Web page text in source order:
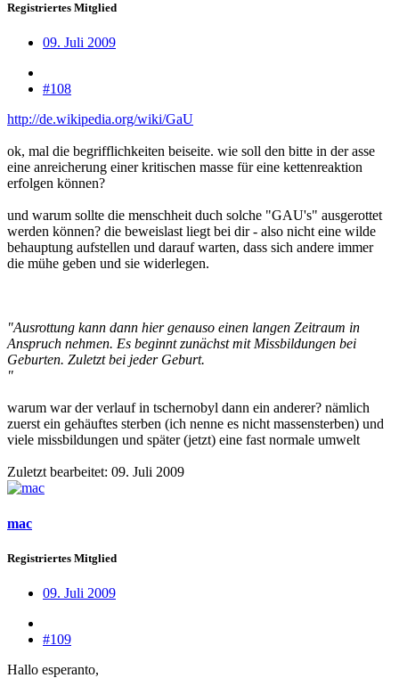
Registriertes Mitglied
09. Juli 2009
#108
http://de.wikipedia.org/wiki/GaU
ok, mal die begrifflichkeiten beiseite. wie soll den bitte in der asse
eine anreicherung einer kritischen masse für eine kettenreaktion
erfolgen können?
und warum sollte die menschheit duch solche "GAU's" ausgerottet
werden können? die beweislast liegt bei dir - also nicht eine wilde
behauptung aufstellen und darauf warten, dass sich andere immer
die mühe geben und sie widerlegen.
"Ausrottung kann dann hier genauso einen langen Zeitraum in
Anspruch nehmen. Es beginnt zunächst mit Missbildungen bei
Geburten. Zuletzt bei jeder Geburt.
"
warum war der verlauf in tschernobyl dann ein anderer? nämlich
zuerst ein gehäuftes sterben (ich nenne es nicht massensterben) und
viele missbildungen und später (jetzt) eine fast normale umwelt
Zuletzt bearbeitet: 09. Juli 2009
mac
Registriertes Mitglied
09. Juli 2009
#109
Hallo esperanto,